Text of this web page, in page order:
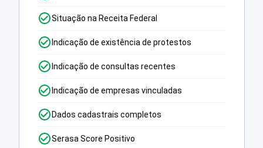
Situação na Receita Federal
Indicação de existência de protestos
Indicação de consultas recentes
Indicação de empresas vinculadas
Dados cadastrais completos
Serasa Score Positivo